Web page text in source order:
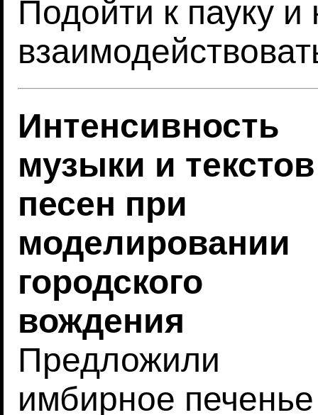
Подойти к пауку
Интенсивность
музыки и текстов
песен при
моделировании
городского
вождения
Предложили
имбирное печенье